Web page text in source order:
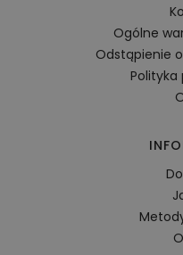
Ogólne
Odstąpienie
Polityka